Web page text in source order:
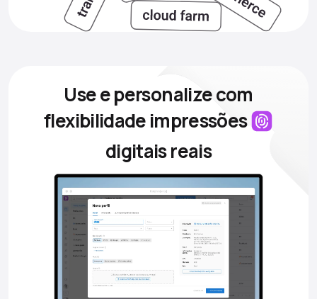
Use e personalize com
flexibilidadeimpressões
digitais reais